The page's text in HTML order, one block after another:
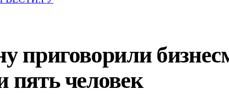
приговорили
пять человек